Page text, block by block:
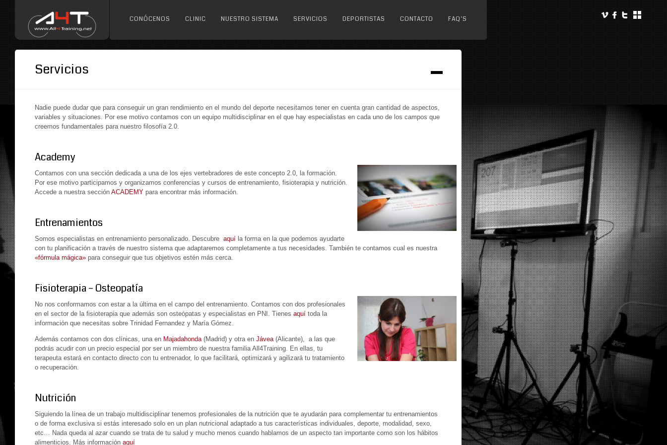
CONÓCENOS CLINIC NUESTRO SISTEMA SERVICIOS DEPORTISTAS CONTACTO FAQ’S
Servicios
Nadie puede dudar que para conseguir un gran rendimiento en el mundo del deporte necesitamos tener en cuenta gran cantidad de aspectos,
variables y situaciones. Por ese motivo contamos con un equipo multidisciplinar en el que hay especialistas en cada uno de los campos que
creemos fundamentales para nuestro filosofía 2.0.
Academy
Contamos con una sección dedicada a una de los ejes vertebradores de este concepto 2.0, la formación.
Por ese motivo participamos y organizamos conferencias y cursos de entrenamiento, fisioterapia y nutrición.
Accede a nuestra sección ACADEMY para encontrar más información.
Entrenamientos
Somos especialistas en entrenamiento personalizado. Descubre aquí la forma en la que podemos ayudarte
con tu planificación a través de nuestro sistema que adaptaremos completamente a tus necesidades. También te contamos cual es nuestra
«fórmula mágica» para conseguir que tus objetivos estén más cerca.
Fisioterapia – Osteopatía
No nos conformamos con estar a la última en el campo del entrenamiento. Contamos con dos profesionales
en el sector de la fisioterapia que además son osteópatas y especialistas en PNI. Tienes aquí toda la
información que necesitas sobre Trinidad Fernandez y María Gómez.
Además contamos con dos clínicas, una en Majadahonda (Madrid) y otra en Jávea (Alicante), a las que
podrás acudir con un precio especial por ser un miembro de nuestra familia All4Training. En ellas, tu
terapeuta estará en contacto directo con tu entrenador, lo que facilitará, optimizará y agilizará tu tratamiento
o recuperación.
Nutrición
Siguiendo la línea de un trabajo multidisciplinar tenemos profesionales de la nutrición que te ayudarán para complementar tu entrenamientos
o de forma exclusiva si estás interesado solo en un plan nutricional adaptado a tus características individuales, deporte, modalidad, sexo,
etc… Nada queda al azar cuando se trata de tu salud y mucho menos cuando hablamos de un aspecto tan importante como son los hábitos
alimenticios. Más información aquí